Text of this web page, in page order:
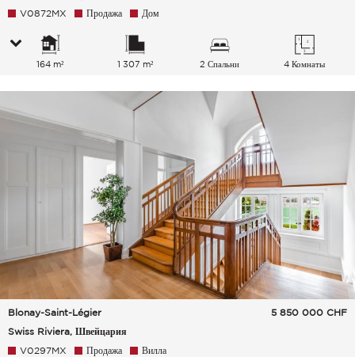
V0872MX Продажа Дом
164 m² 1 307 m² 2 Спальни 4 Комнаты
Blonay-Saint-Légier
Swiss Riviera, Швейцария
5 850 000 CHF
V0297MX Продажа Вилла